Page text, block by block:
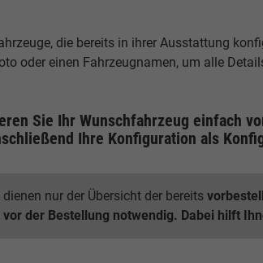
die bereits in ihrer Ausstattung
oder einen Fahrzeugnamen, um alle
Sie Ihr Wunschfahrzeug einfach
Ihre Konfiguration als
nur der Übersicht der bereits
der Bestellung notwendig. Dabei hilft